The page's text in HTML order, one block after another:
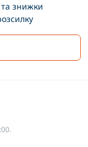
знижки